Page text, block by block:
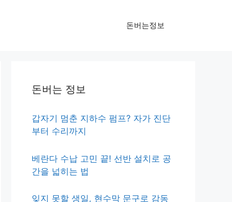
돈버는정보
돈버는 정보
갑자기 멈춘 지하수 펌프? 자가 진단
부터 수리까지
베란다 수납 고민 끝! 선반 설치로 공
간을 넓히는 법
잊지 못할 생일, 현수막 문구로 감동